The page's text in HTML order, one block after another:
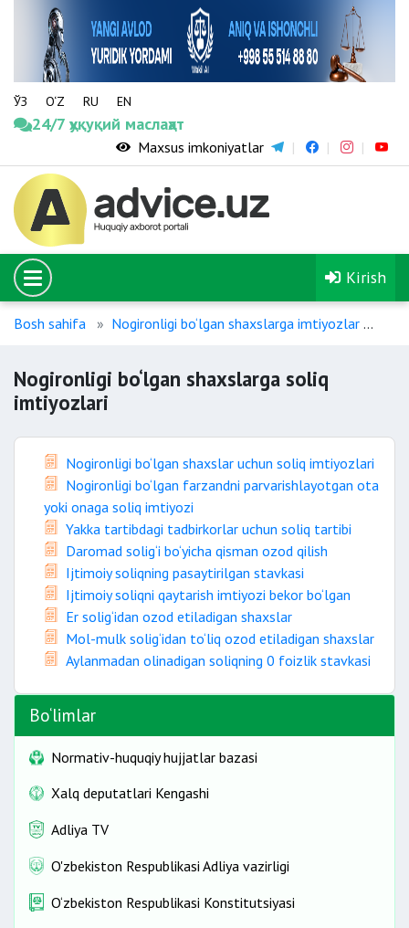
ЎЗ O‘Z RU EN
24/7 ҳуқуқий маслаҳат
Maxsus imkoniyatlar
Kirish
Bosh sahifa Nogironligi bo‘lgan shaxslarga imtiyozlar
Nogironligi bo‘lgan shaxslarga soliq
imtiyozlari
Nogironligi bo‘lgan shaxslar uchun soliq imtiyozlari
Nogironligi bo‘lgan farzandni parvarishlayotgan ota
yoki onaga soliq imtiyozi
Yakka tartibdagi tadbirkorlar uchun soliq tartibi
Daromad solig‘i bo‘yicha qisman ozod qilish
Ijtimoiy soliqning pasaytirilgan stavkasi
Ijtimoiy soliqni qaytarish imtiyozi bekor bo‘lgan
Er solig‘idan ozod etiladigan shaxslar
Mol-mulk solig‘idan to‘liq ozod etiladigan shaxslar
Aylanmadan olinadigan soliqning 0 foizlik stavkasi
Bo‘limlar
Normativ-huquqiy hujjatlar bazasi
Xalq deputatlari Kengashi
Adliya TV
O'zbekiston Respublikasi Adliya vazirligi
O‘zbekiston Respublikasi Konstitutsiyasi